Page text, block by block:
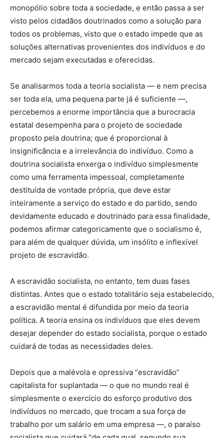
monopólio sobre toda a sociedade, e então passa a ser
visto pelos cidadãos doutrinados como a solução para
todos os problemas, visto que o estado impede que as
soluções alternativas provenientes dos indivíduos e do
mercado sejam executadas e oferecidas.
Se analisarmos toda a teoria socialista — e nem precisa
ser toda ela, uma pequena parte já é suficiente —,
percebemos a enorme importância que a burocracia
estatal desempenha para o projeto de sociedade
proposto pela doutrina; que é proporcional à
insignificância e a irrelevância do indivíduo. Como a
doutrina socialista enxerga o indivíduo simplesmente
como uma ferramenta impessoal, completamente
destituída de vontade própria, que deve estar
inteiramente a serviço do estado e do partido, sendo
devidamente educado e doutrinado para essa finalidade,
podemos afirmar categoricamente que o socialismo é,
para além de qualquer dúvida, um insólito e inflexível
projeto de escravidão.
A escravidão socialista, no entanto, tem duas fases
distintas. Antes que o estado totalitário seja estabelecido,
a escravidão mental é difundida por meio da teoria
política. A teoria ensina os indivíduos que eles devem
desejar depender do estado socialista, porque o estado
cuidará de todas as necessidades deles.
Depois que a malévola e opressiva “escravidão”
capitalista for suplantada — o que no mundo real é
simplesmente o exercício do esforço produtivo dos
indivíduos no mercado, que trocam a sua força de
trabalho por um salário em uma empresa —, o paraíso